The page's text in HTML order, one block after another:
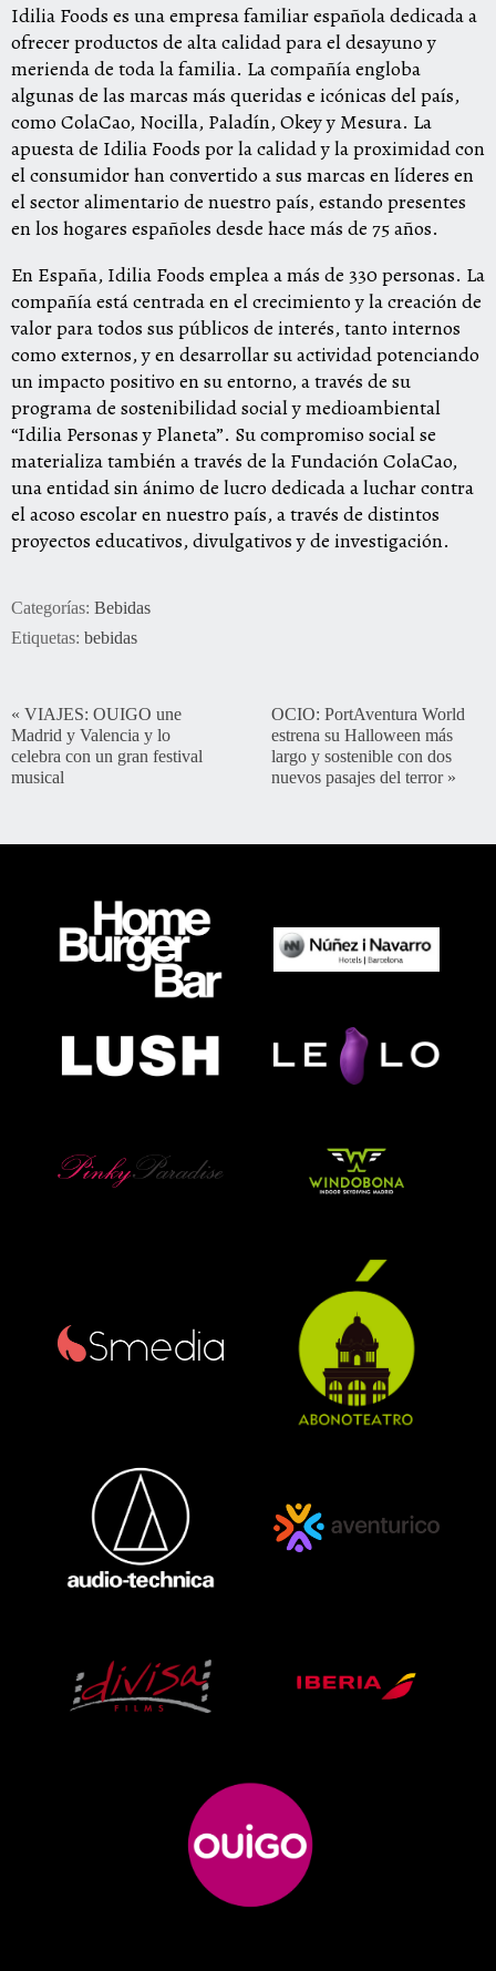
Idilia Foods es una empresa familiar española dedicada a
ofrecer productos de alta calidad para el desayuno y
merienda de toda la familia. La compañía engloba
algunas de las marcas más queridas e icónicas del país,
como ColaCao, Nocilla, Paladín, Okey y Mesura. La
apuesta de Idilia Foods por la calidad y la proximidad con
el consumidor han convertido a sus marcas en líderes en
el sector alimentario de nuestro país, estando presentes
en los hogares españoles desde hace más de 75 años.
En España, Idilia Foods emplea a más de 330 personas. La
compañía está centrada en el crecimiento y la creación de
valor para todos sus públicos de interés, tanto internos
como externos, y en desarrollar su actividad potenciando
un impacto positivo en su entorno, a través de su
programa de sostenibilidad social y medioambiental
“Idilia Personas y Planeta”. Su compromiso social se
materializa también a través de la Fundación ColaCao,
una entidad sin ánimo de lucro dedicada a luchar contra
el acoso escolar en nuestro país, a través de distintos
proyectos educativos, divulgativos y de investigación.
Categorías: Bebidas
Etiquetas: bebidas
« VIAJES: OUIGO une
Madrid y Valencia y lo
celebra con un gran festival
musical
OCIO: PortAventura World
estrena su Halloween más
largo y sostenible con dos
nuevos pasajes del terror»